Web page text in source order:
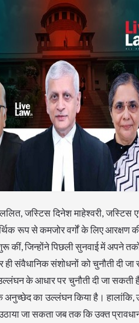
जस्टिस दिनेश माहेश्वरी, जस्टिस
रूप से कमजोर वर्गों के लिए आरक्षण
जिन्होंने पिछली सुनवाई में अपने
ही संवैधानिक संशोधनों को चुनौती
के आधार पर चुनौती दी जा सकती
अनुच्छेद का उल्लंघन किया है। हालांकि,
जा सकता जब तक कि उक्त प्रावधान